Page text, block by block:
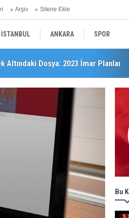
Arşiv Sitene Ekle
İSTANBUL ANKARA SPOR
EKONOMİ POLİTİKA
Altındaki Dosya: 2023 İmar Planları
Bu